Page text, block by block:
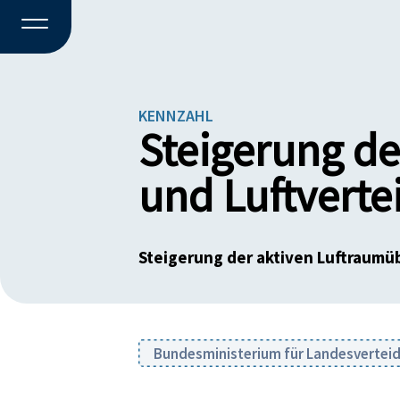
KENNZAHL
Steigerung
und
Steigerung der aktiven
Bundesministerium für